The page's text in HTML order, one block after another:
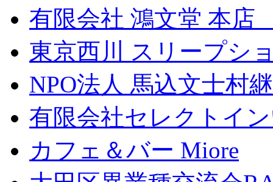
有限会社 鴻文堂 本
東京西川 スリープシ
NPO法人 馬込文士村
有限会社セレクトイ
カフェ＆バー Miore